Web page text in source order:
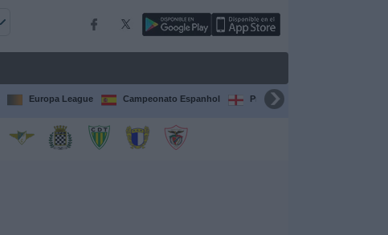
Europa League Campeonato Espanhol Premier League